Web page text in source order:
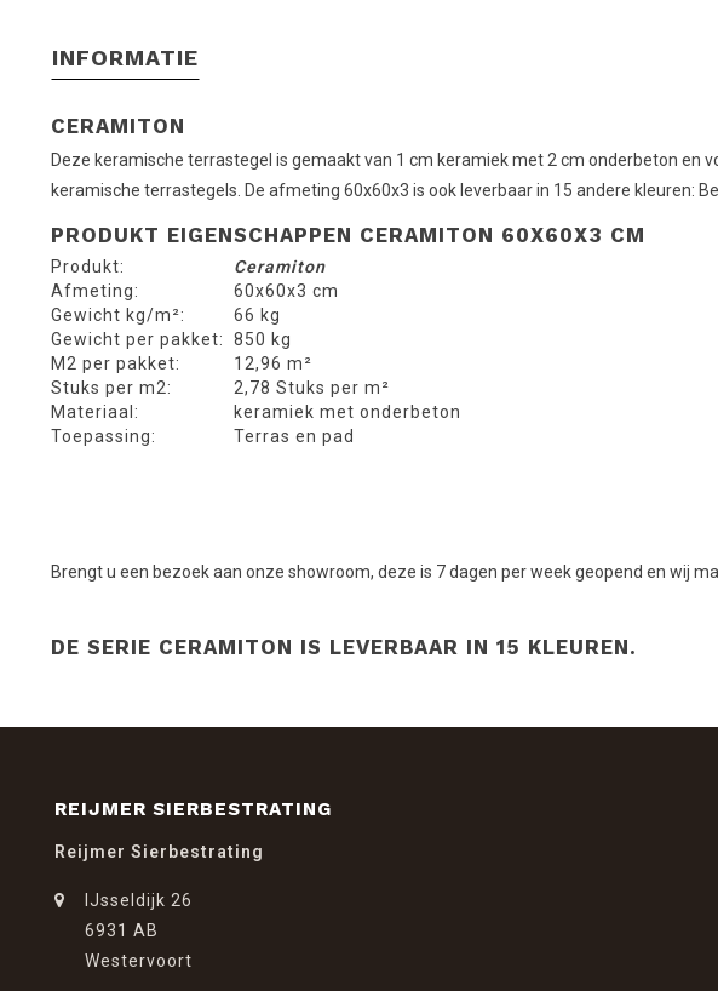
INFORMATIE
CERAMITON
Deze keramische terrastegel is gemaakt van 1 cm keramiek met 2 cm onderbeton en
keramische terrastegels. De afmeting 60x60x3 is ook leverbaar in 15 andere kleuren:
PRODUKT EIGENSCHAPPEN CERAMITON 60X60X3 CM
Produkt:
Ceramiton
Afmeting:
60x60x3 cm
Gewicht kg/m²:
66 kg
Gewicht per pakket:
850 kg
M2 per pakket:
12,96 m²
Stuks per m2:
2,78 Stuks per m²
Materiaal:
keramiek met onderbeton
Toepassing:
Terras en pad
Brengt u een bezoek aan onze showroom, deze is 7 dagen per week geopend en wij
DE SERIE CERAMITON IS LEVERBAAR IN 15 KLEUREN.
REIJMER SIERBESTRATING
Reijmer Sierbestrating
IJsseldijk 26
6931 AB
Westervoort